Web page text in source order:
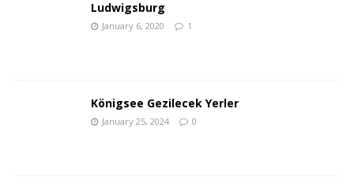
Ludwigsburg
January 6, 2020 1
Königsee Gezilecek Yerler
January 25, 2024 0